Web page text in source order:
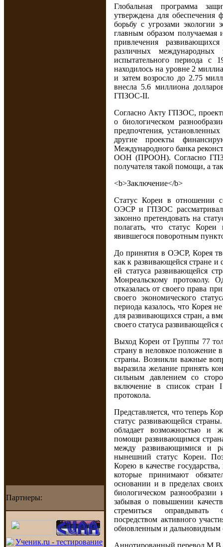
Глобальная программа
утверждена для обеспечения
борьбу с угрозами
главным образом получаемая
привлечения
различных международных
испытательного периода с
находилось на уровне 2
и затем возросло до 2.75
внесла 5.6 миллиона
ГПЗОС-II.
Согласно Акту ГПЗОС,
о биологическом
предпочтения,
другие проекты
Международного банка
ООН (ПРООН). Согласно
получателя такой помощи, а
<b>Заключение</b>
Статус Кореи в отношении
ОЭСР и ГПЗОС
законно претендовать на
полагать, что статус
явившегося поворотным
До принятия в ОЭСР, Корея
как к развивающейся стране и
ей статуса развивающейся
Монреальскому
отказалась от своего права
своего экономического
периода казалось, что Корея
для развивающихся стран, а
своего статуса развивающейся
Выход Кореи от Группы 77
страну в неловкое положение
страны. Возникли важные
выразила желание принять
сильным давлением со
включение в список
протокола.
Представляется, что теперь
статус развивающейся
обладает возможностью и
помощи развивающимся
между развивающимися и
нынешний статус Кореи.
Корею в качестве
которые принимают
основании и в пределах
биологическом
забывая о повышении
стремиться оправдывать
посредством активного
обновленным и дальновидным
Аннотированный перевод
Партнеры: